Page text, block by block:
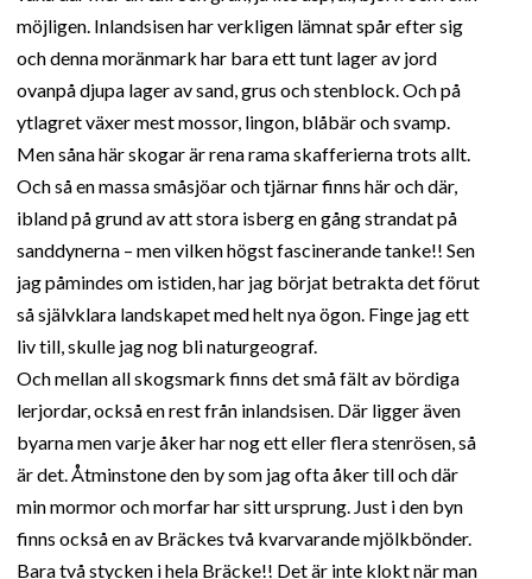
möjligen. Inlandsisen har verkligen lämnat spår efter sig
och denna moränmark har bara ett tunt lager av jord
ovanpå djupa lager av sand, grus och stenblock. Och på
ytlagret växer mest mossor, lingon, blåbär och svamp.
Men såna här skogar är rena rama skafferierna trots allt.
Och så en massa småsjöar och tjärnar finns här och där,
ibland på grund av att stora isberg en gång strandat på
sanddynerna – men vilken högst fascinerande tanke!! Sen
jag påmindes om istiden, har jag börjat betrakta det förut
så självklara landskapet med helt nya ögon. Finge jag ett
liv till, skulle jag nog bli naturgeograf.
Och mellan all skogsmark finns det små fält av bördiga
lerjordar, också en rest från inlandsisen. Där ligger även
byarna men varje åker har nog ett eller flera stenrösen, så
är det. Åtminstone den by som jag ofta åker till och där
min mormor och morfar har sitt ursprung. Just i den byn
finns också en av Bräckes två kvarvarande mjölkbönder.
Bara två stycken i hela Bräcke!! Det är inte klokt när man